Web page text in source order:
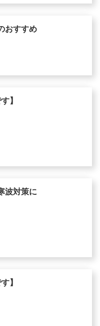
おすすめ
】
対策に
】